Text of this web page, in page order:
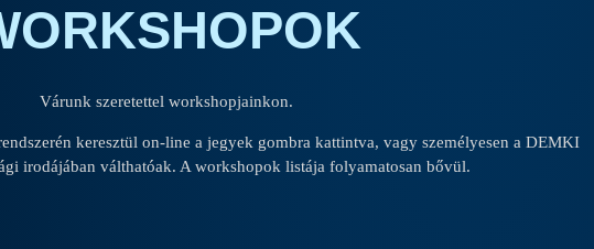
Várunk szeretettel workshopjainkon.
keresztül on-line a jegyek gombra kattintva, vagy személyesen a DEMKI
irodájában válthatóak. A workshopok listája folyamatosan bővül.